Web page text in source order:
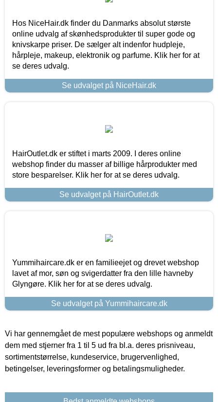
Hos NiceHair.dk finder du Danmarks absolut største
online udvalg af skønhedsprodukter til super gode og
knivskarpe priser. De sælger alt indenfor hudpleje,
hårpleje, makeup, elektronik og parfume. Klik her for at
se deres udvalg.
Se udvalget på NiceHair.dk
HairOutlet.dk er stiftet i marts 2009. I deres online
webshop finder du masser af billige hårprodukter med
store besparelser. Klik her for at se deres udvalg.
Se udvalget på HairOutlet.dk
Yummihaircare.dk er en familieejet og drevet webshop
lavet af mor, søn og svigerdatter fra den lille havneby
Glyngøre. Klik her for at se deres udvalg.
Se udvalget på Yummihaircare.dk
Vi har gennemgået de mest populære webshops og anmeldt
dem med stjerner fra 1 til 5 ud fra bl.a. deres prisniveau,
sortimentstørrelse, kundeservice, brugervenlighed,
betingelser, leveringsformer og betalingsmuligheder.